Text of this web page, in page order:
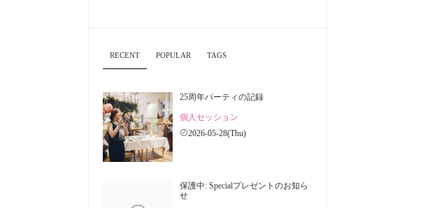
RECENT POPULAR TAGS
25周年パーティの記録
個人セッション
2026-05-28(Thu)
保護中: Specialプレゼントのお知ら
せ